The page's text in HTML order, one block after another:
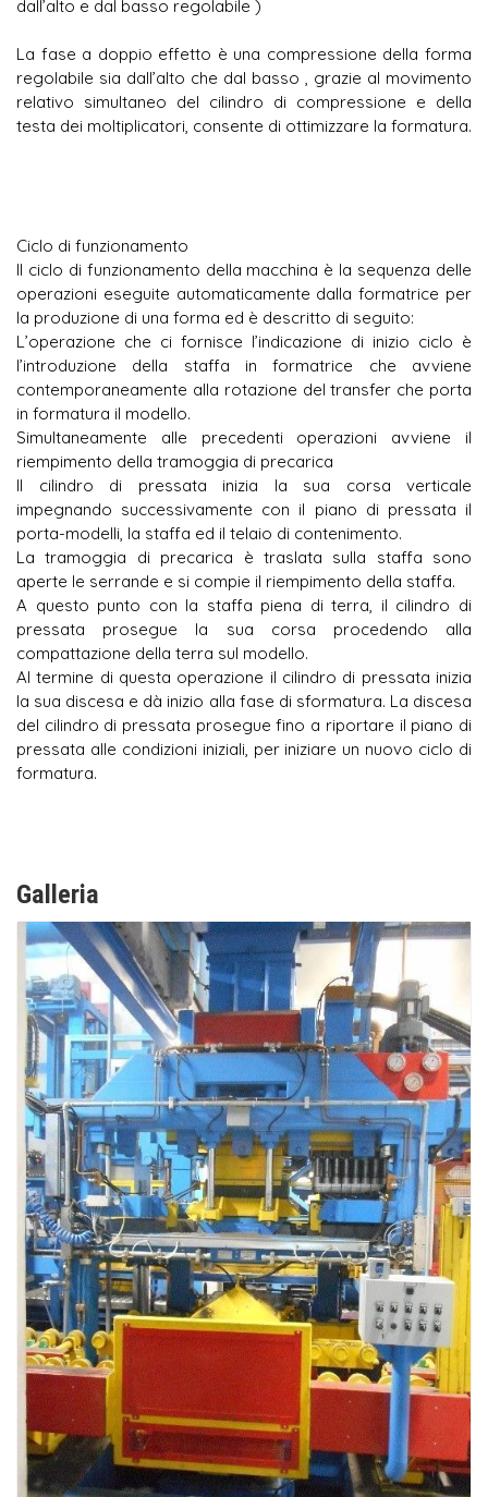
dall’alto e dal basso regolabile )
La fase a doppio effetto è una compressione della forma
regolabile sia dall’alto che dal basso , grazie al movimento
relativo simultaneo del cilindro di compressione e della
testa dei moltiplicatori, consente di ottimizzare la formatura.
Ciclo di funzionamento
Il ciclo di funzionamento della macchina è la sequenza delle
operazioni eseguite automaticamente dalla formatrice per
la produzione di una forma ed è descritto di seguito:
L’operazione che ci fornisce l’indicazione di inizio ciclo è
l’introduzione della staffa in formatrice che avviene
contemporaneamente alla rotazione del transfer che porta
in formatura il modello.
Simultaneamente alle precedenti operazioni avviene il
riempimento della tramoggia di precarica
Il cilindro di pressata inizia la sua corsa verticale
impegnando successivamente con il piano di pressata il
porta-modelli, la staffa ed il telaio di contenimento.
La tramoggia di precarica è traslata sulla staffa sono
aperte le serrande e si compie il riempimento della staffa.
A questo punto con la staffa piena di terra, il cilindro di
pressata prosegue la sua corsa procedendo alla
compattazione della terra sul modello.
Al termine di questa operazione il cilindro di pressata inizia
la sua discesa e dà inizio alla fase di sformatura. La discesa
del cilindro di pressata prosegue fino a riportare il piano di
pressata alle condizioni iniziali, per iniziare un nuovo ciclo di
formatura.
Galleria